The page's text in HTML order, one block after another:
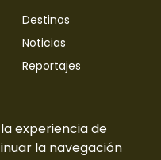
experiencia de
la navegación
Destinos
Noticias
Reportajes